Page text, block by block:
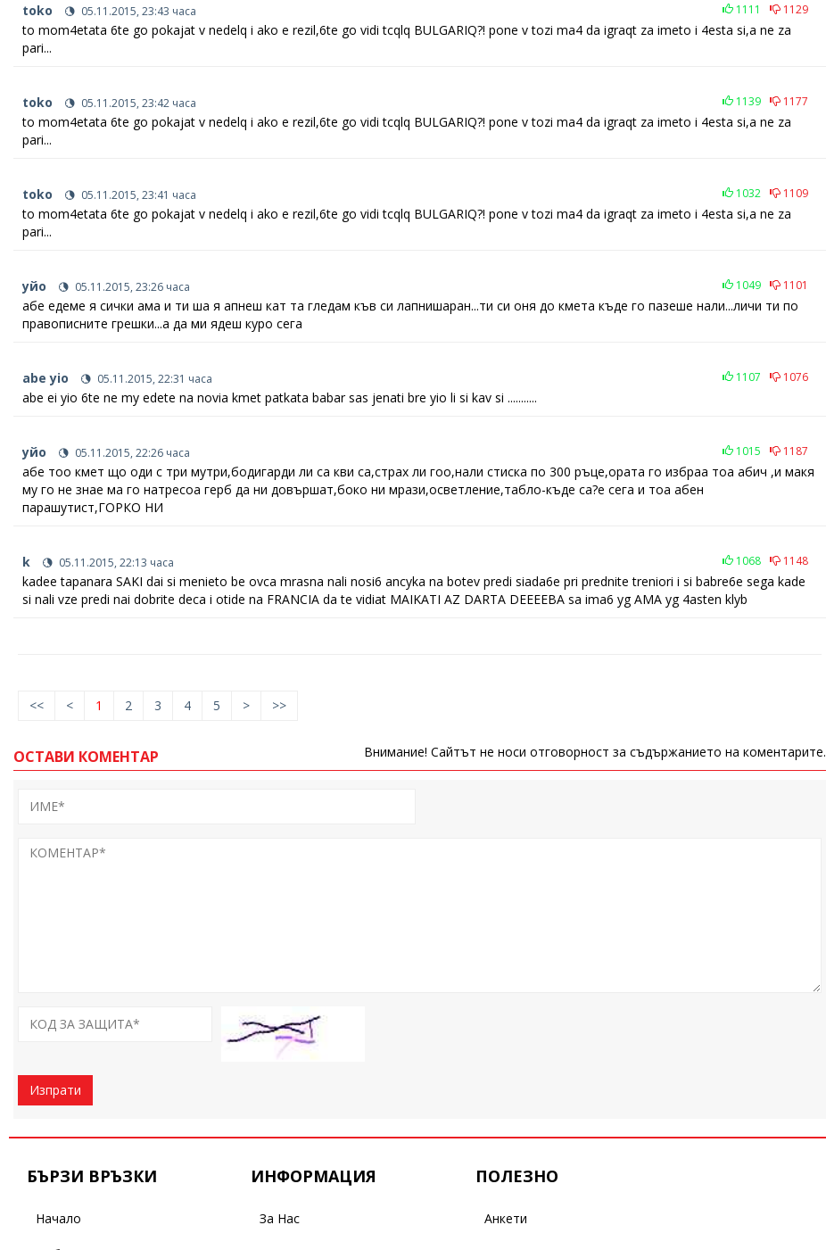
toko 05.11.2015, 23:43 часа 1111 1129
to mom4etata 6te go pokajat v nedelq i ako e rezil,6te go vidi tcqlq BULGARIQ?! pone v tozi ma4 da igraqt za imeto i 4esta si,a ne za
pari...
toko 05.11.2015, 23:42 часа 1139 1177
to mom4etata 6te go pokajat v nedelq i ako e rezil,6te go vidi tcqlq BULGARIQ?! pone v tozi ma4 da igraqt za imeto i 4esta si,a ne za
pari...
toko 05.11.2015, 23:41 часа 1032 1109
to mom4etata 6te go pokajat v nedelq i ako e rezil,6te go vidi tcqlq BULGARIQ?! pone v tozi ma4 da igraqt za imeto i 4esta si,a ne za
pari...
уйо 05.11.2015, 23:26 часа 1049 1101
абе едеме я сички ама и ти ша я апнеш кат та гледам къв си лапнишаран...ти си оня до кмета къде го пазеше нали...личи ти по
правописните грешки...а да ми ядеш куро сега
abe yio 05.11.2015, 22:31 часа 1107 1076
abe ei yio 6te ne my edete na novia kmet patkata babar sas jenati bre yio li si kav si ...........
уйо 05.11.2015, 22:26 часа 1015 1187
абе тоо кмет що оди с три мутри,бодигарди ли са кви са,страх ли гоо,нали стиска по 300 ръце,ората го избраа тоа абич ,и макя
му го не знае ма го натресоа герб да ни довършат,боко ни мрази,осветление,табло-къде са?е сега и тоа абен
парашутист,ГОРКО НИ
k 05.11.2015, 22:13 часа 1068 1148
kadee tapanara SAKI dai si menieto be ovca mrasna nali nosi6 ancyka na botev predi siada6e pri prednite treniori i si babre6e sega kade
si nali vze predi nai dobrite deca i otide na FRANCIA da te vidiat MAIKATI AZ DARTA DEEEEBA sa ima6 yg AMA yg 4asten klyb
<< < 1 2 3 4 5 > >>
ОСТАВИ КОМЕНТАР Внимание! Сайтът не носи отговорност за съдържанието на коментарите.
Изпрати
БЪРЗИ ВРЪЗКИ
Начало
ИНФОРМАЦИЯ
За Нас
ПОЛЕЗНО
Анкети